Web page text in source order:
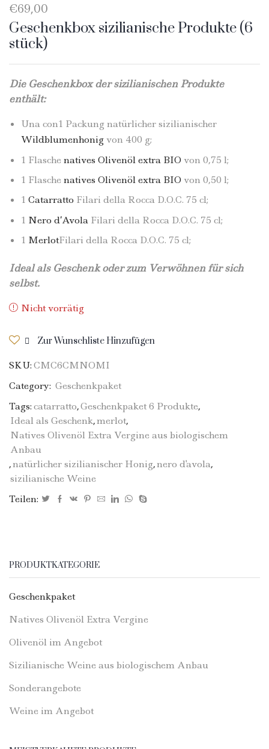
€69,00
Geschenkbox sizilianische Produkte (6
stück)
Die Geschenkbox der sizilianischen Produkte
enthält:
Una con1 Packung natürlicher sizilianischer
Wildblumenhonigvon 400 g;
1 Flasche natives Olivenöl extra BIOvon 0,75 l;
1 Flasche natives Olivenöl extra BIOvon 0,50 l;
1 Catarratto Filari della Rocca D.O.C. 75 cl;
1 Nero d’Avola Filari della Rocca D.O.C. 75 cl;
1 MerlotFilari della Rocca D.O.C. 75 cl;
Ideal als Geschenk oder zum Verwöhnen für sich
selbst.
Nicht vorrätig
Zur Wunschliste Hinzufügen
SKU:CMC6CMNOMI
Category: Geschenkpaket
Tags:catarratto,Geschenkpaket 6 Produkte,
Ideal als Geschenk,merlot,
Natives Olivenöl Extra Vergine aus biologischem
Anbau
,natürlicher sizilianischer Honig,nero d'avola,
sizilianische Weine
Teilen:
PRODUKTKATEGORIE
Geschenkpaket
Natives Olivenöl Extra Vergine
Olivenöl im Angebot
Sizilianische Weine aus biologischem Anbau
Sonderangebote
Weine im Angebot